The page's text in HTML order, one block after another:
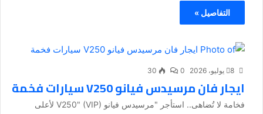
التفاصيل »
8 يوليو، 2026 0
30
ايجار فان مرسيدس فيانو V250 سيارات فخمة
فخامة لا تُضاهى.. استأجر "مرسيدس فيانو V250" (VIP) لأعلى